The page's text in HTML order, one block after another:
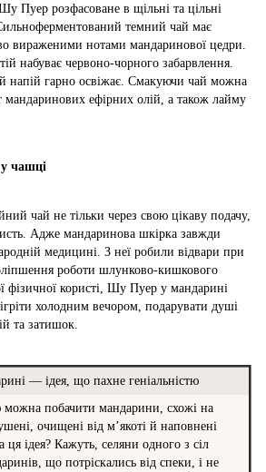
Пуер розфасоване в щільні та цільні
темний чай має
вираженими нотами мандаринової цедри.
набуває червоно-чорного забарвлення.
напій гарно освіжає. Смакуючи чай можна
мандаринових ефірних олій, а також лайму
чашці
чай не тільки через свою цікаву подачу,
Адже мандаринова шкірка завжди
медицині. З неї робили відвари при
роботи шлунково-кишкового
фізичної користі, Шу Пуер у мандарині
холодним вечором, подарувати душі
та затишок.
— ідея, що пахне геніальністю
побачити мандарини, схожі на
очищені від м’якоті й наповнені
ідея? Кажуть, селяни одного з сіл
що потріскались від спеки, і не